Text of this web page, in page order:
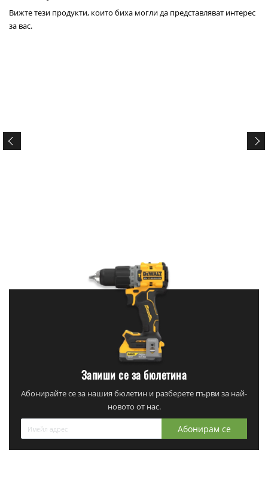
Вижте тези продукти, които биха могли да представляват интерес
за вас.
Запиши се за бюлетина
Абонирайте се за нашия бюлетин и разберете първи за най-
новото от нас.
Абонирам се